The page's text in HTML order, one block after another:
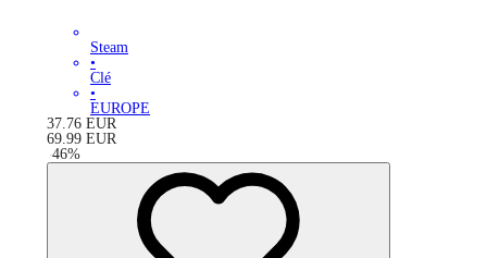
Steam
•
Clé
•
EUROPE
37.76 EUR
69.99 EUR
-46%